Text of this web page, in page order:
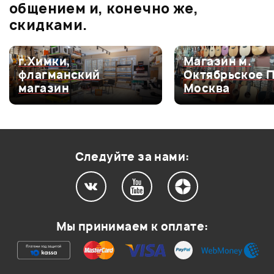
Мой отзыв о товаре
Ваша оценка:
Впечатления о товаре:
общением и, конечно же,
скидками.
г.Химки,
флагманский
магазин
Магазин м.
Октябрьское
Москва
Следуйте за нами:
Мы принимаем к оплате: